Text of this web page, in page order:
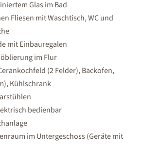
Glas im Bad
Fliesen mit Waschtisch, WC und
mit Einbauregalen
im Flur
(2 Felder), Backofen,
Kühlschrank
bedienbar
im Untergeschoss (Geräte mit